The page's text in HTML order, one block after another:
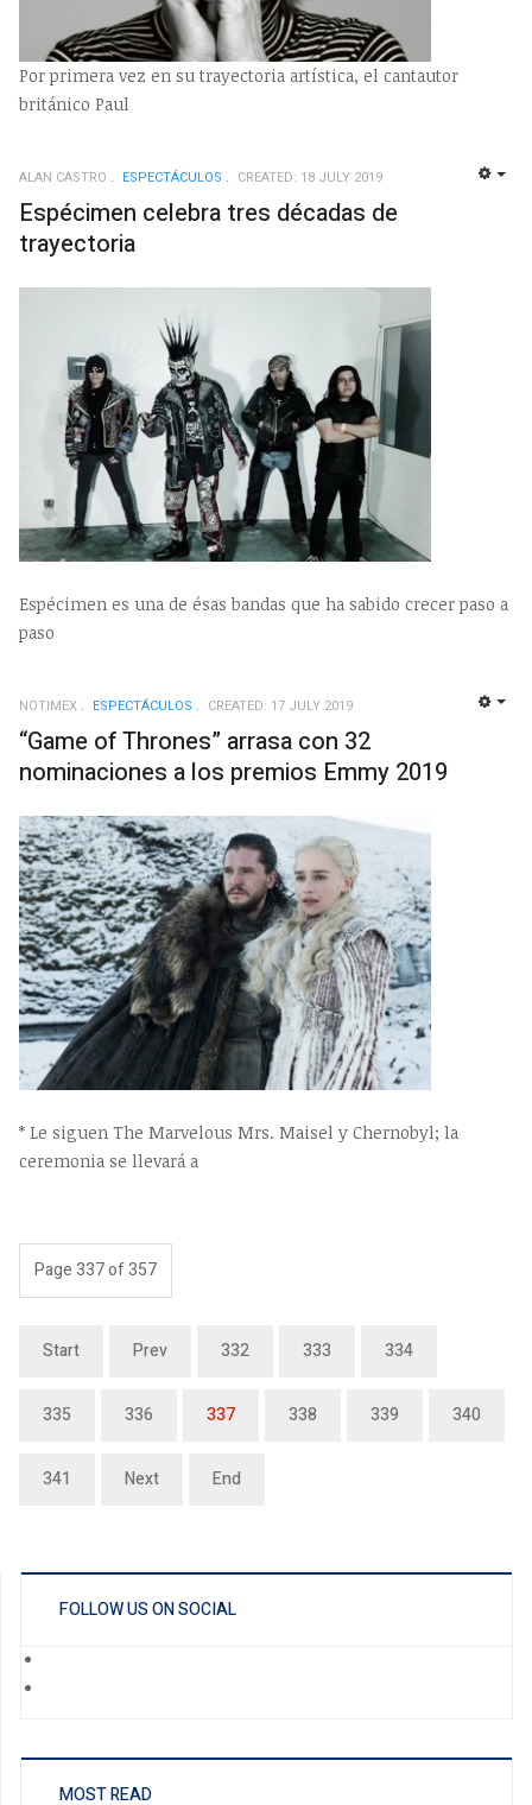
Por primera vez en su trayectoria artística, el cantautor
británico Paul
ALAN CASTRO ESPECTÁCULOS CREATED: 18 JULY 2019
Espécimen celebra tres décadas de
trayectoria
Espécimen es una de ésas bandas que ha sabido crecer paso a
paso
NOTIMEX ESPECTÁCULOS CREATED: 17 JULY 2019
“Game of Thrones” arrasa con 32
nominaciones a los premios Emmy 2019
* Le siguen The Marvelous Mrs. Maisel y Chernobyl; la
ceremonia se llevará a
Page 337 of 357
Start Prev 332 333 334
335 336 337 338 339 340
341 Next End
FOLLOW US ON SOCIAL
MOST READ